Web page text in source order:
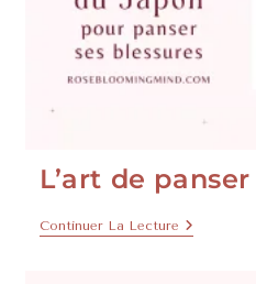
L’art de
Continuer La Lecture